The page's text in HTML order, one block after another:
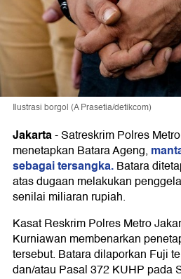
Ilustrasi borgol (A Prasetia/detikcom)
Jakarta-Satreskrim Polres
menetapkan Batara Ageng,
sebagai tersangka.Batara
atas dugaan melakukan
senilai miliaran rupiah.
Kasat Reskrim Polres Metro
Kurniawan membenarkan
tersebut. Batara dilaporkan Fuji
dan/atau Pasal 372 KUHP pada